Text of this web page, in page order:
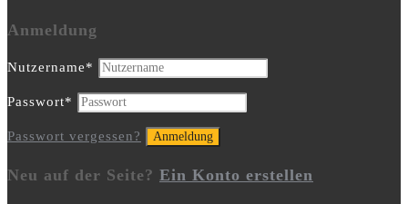
Anmeldung
Nutzername*
Passwort*
Passwort vergessen?
Neu auf der Seite? Ein Konto erstellen